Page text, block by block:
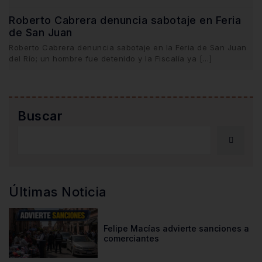
Roberto Cabrera denuncia sabotaje en Feria
de San Juan
Roberto Cabrera denuncia sabotaje en la Feria de San Juan
del Río; un hombre fue detenido y la Fiscalía ya […]
Buscar
Últimas Noticia
Felipe Macías advierte sanciones a
comerciantes